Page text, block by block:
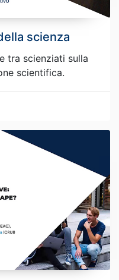
scienza
tra scienziati sulla
scientifica.